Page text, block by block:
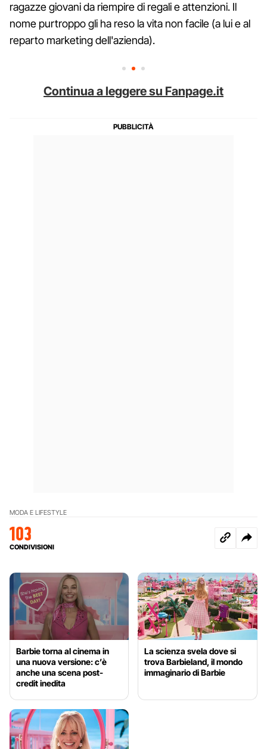
ragazze giovani da riempire di regali e attenzioni. Il
nome purtroppo gli ha reso la vita non facile (a lui e al
reparto marketing dell'azienda).
Continua a leggere su Fanpage.it
MODA E LIFESTYLE
103
CONDIVISIONI
Barbie torna al cinema in
una nuova versione: c’è
anche una scena post-
credit inedita
La scienza svela dove si
trova Barbieland, il mondo
immaginario di Barbie